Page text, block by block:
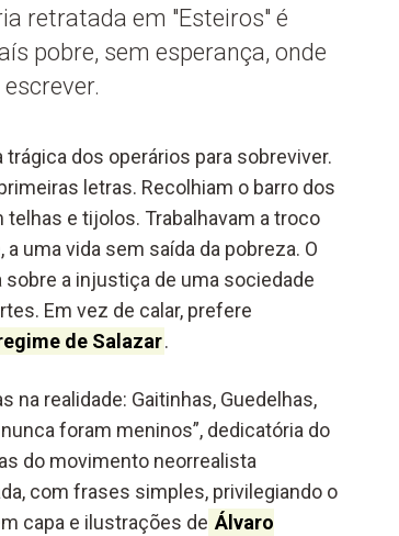
retratada em "Esteiros" é
pobre, sem esperança, onde
trágica dos operários para sobreviver.
letras. Recolhiam o barro dos
e tijolos. Trabalhavam a troco
uma vida sem saída da pobreza. O
sobre a injustiça de uma sociedade
Em vez de calar, prefere
de Salazar.
na realidade: Gaitinhas, Guedelhas,
foram meninos”, dedicatória do
do movimento neorrealista
com frases simples, privilegiando o
capa e ilustrações de Álvaro